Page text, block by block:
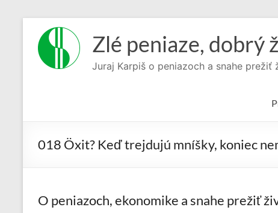
obsah
Zlé peniaze, dobrý
Juraj Karpiš o peniazoch a snahe
018 Öxit? Keď trejdujú mníšky, koniec
O peniazoch, ekonomike a snahe prežiť